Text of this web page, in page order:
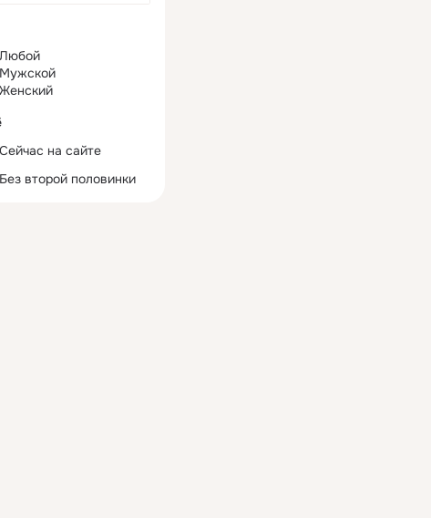
Любой
Мужской
Женский
Сейчас на сайте
Без второй половинки